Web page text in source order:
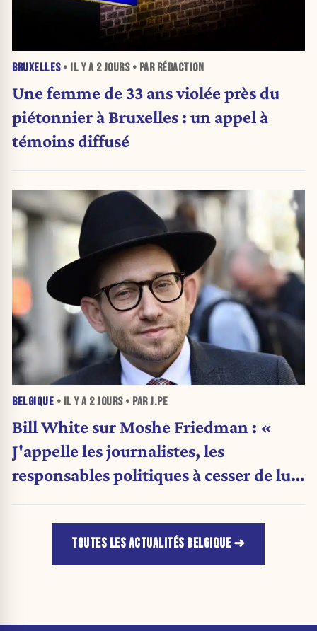
BRUXELLES• IL Y A 2 JOURS• PAR RÉDACTION
Une femme de 33 ans violée près du
piétonnier à Bruxelles : un appel à
témoins diffusé
BELGIQUE • IL Y A 2 JOURS• PAR J.PE
Bill White sur Moshe Friedman : «
J'appelle les journalistes, les
responsables politiques à cesser de lui
TOUTES LES ACTUALITÉS BELGIQUE